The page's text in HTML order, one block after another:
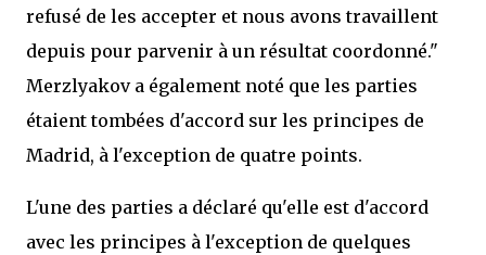
refusé de les accepter et nous avons travaillent
depuis pour parvenir à un résultat coordonné."
Merzlyakov a également noté que les parties
étaient tombées d'accord sur les principes de
Madrid, à l'exception de quatre points.
L'une des parties a déclaré qu'elle est d'accord
avec les principes à l'exception de quelques